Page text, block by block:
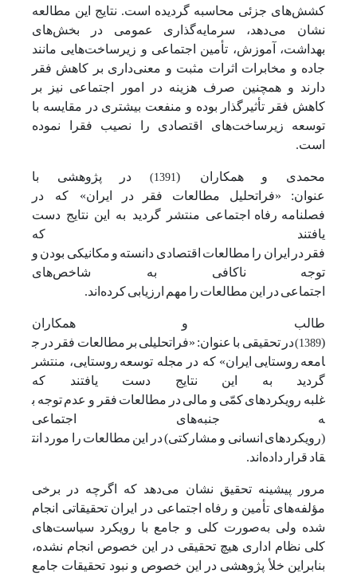
کشش‌های جزئی محاسبه گردیده است. نتایج این مطالعه
نشان می‌دهد، سرمایه‌گذاری عمومی در بخش‌های
بهداشت، آموزش، تأمین اجتماعی و زیرساخت‌هایی مانند
جاده و مخابرات اثرات مثبت و معنی‌داری بر کاهش فقر
دارند و همچنین صرف هزینه در امور اجتماعی نیز بر
کاهش فقر تأثیرگذار بوده و منفعت بیشتری در مقایسه با
توسعه زیرساخت‌های اقتصادی را نصیب فقرا نموده
است.
محمدی و همکاران (1391) در پژوهشی
با
عنوان:
«فراتحلیل مطالعات فقر در
ایران» که در
فصلنامه رفاه
اجتماعی منتشر گردید به این نتایج دست
یافتند که
فقر در ایران را مطالعات اقتصادی دانسته و مکانیکی بودن و
توجه
ناکافی
به شاخص‌های
اجتماعیدر این مطالعات را مهم ارزیابیکرده‌اند.
طالب و
همکاران
(
1389) در تحقیقی با عنوان: «فراتحلیلی بر مطالعات فقر در ج
امعه روستایی ایران» که در مجله توسعه روستایی، منتشر
گردید به این نتایج دست یافتند که
غلبه رویکردهایکمّی و مالیدر مطالعات فقر و عدمتوجه ب
ه
جنبه‌های اجتماعی
(رویکردهای انسانی و مشارکتی)در این مطالعات را مورد انت
قاد قرار داده‌اند.
مرور پیشینه تحقیق نشان می‌دهد که اگرچه در برخی
مؤلفه‌های تأمین و رفاه اجتماعی در ایران تحقیقاتی انجام
شده ولی به‌صورت کلی و جامع با رویکرد سیاست‌های
کلی نظام اداری هیچ تحقیقی در این خصوص انجام نشده،
بنابراین خلأ پژوهشی در این خصوص و نبود تحقیقات جامع